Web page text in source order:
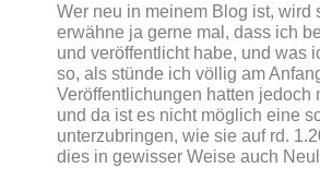
Wer neu in meinem Blog ist, wird
erwähne ja gerne mal, dass ich
und veröffentlicht habe, und was
so, als stünde ich völlig am
Veröffentlichungen hatten
und da ist es nicht möglich eine
unterzubringen, wie sie auf rd.
dies in gewisser Weise auch